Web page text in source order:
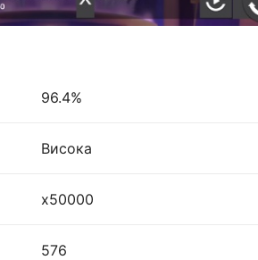
96.4%
Висока
x50000
576